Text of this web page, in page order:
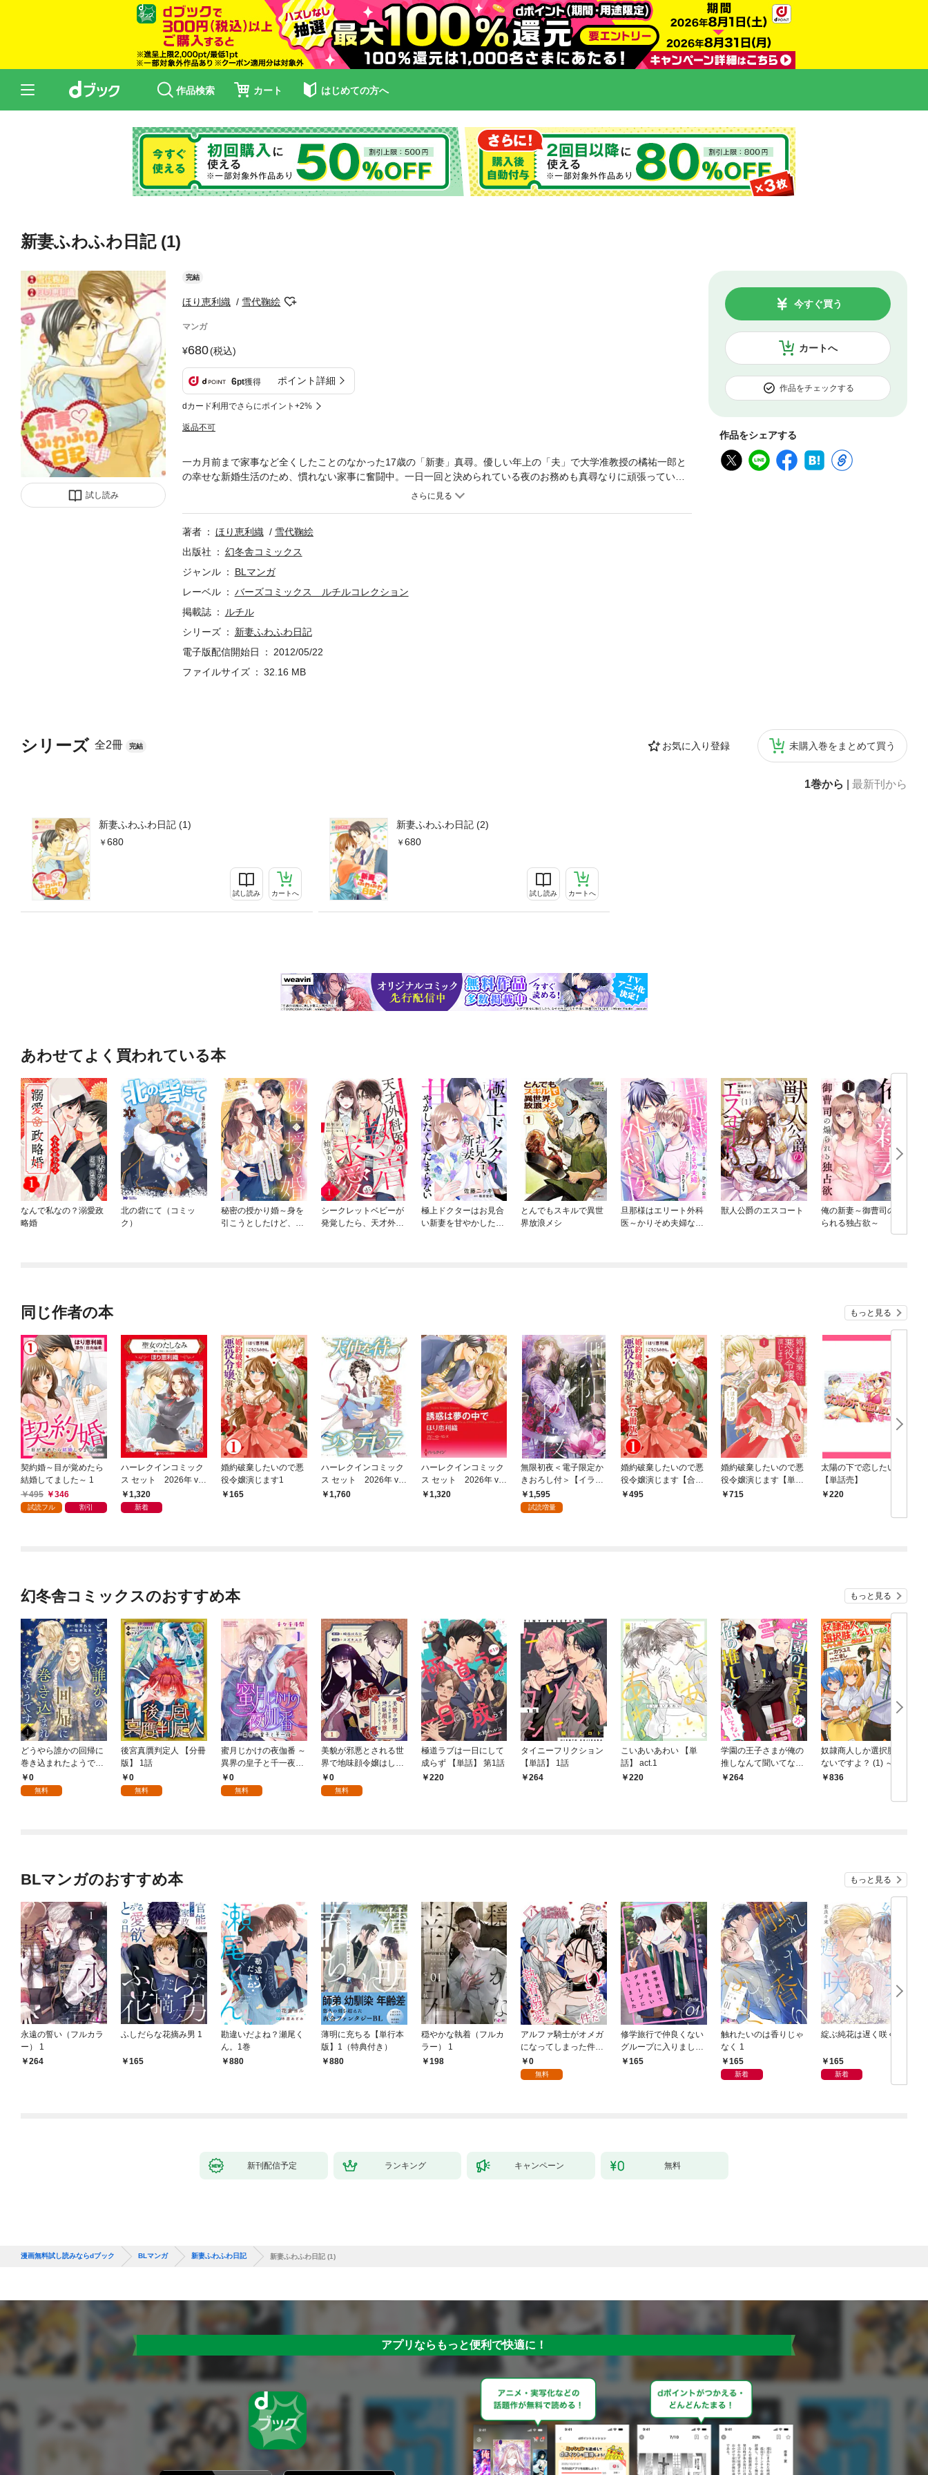
作品検索 カート はじめての方へ
新妻ふわふわ日記 (1)
試し読み
完結
ほり恵利織 雪代鞠絵
マンガ
680(税込)
6pt獲得 ポイント詳細
dカード利用でさらにポイント+2%
返品不可
カートへ
今すぐ買う
作品をチェックする
作品をシェアする
シリーズ 全2冊 完結 お気に入り登録 未購入巻をまとめて買う
1巻から 最新刊から
新妻ふわふわ日記 (1)
680
試し読み カートへ
新妻ふわふわ日記 (2)
680
試し読み カートへ
一カ月前まで家事など全くしたことのなかった17歳の「新妻」真尋。優しい年上の「夫」で大学准教授の橘祐一郎と
の幸せな新婚生活のため、慣れない家事に奮闘中。一日一回と決められている夜のお務めも真尋なりに頑張っている
著者 ほり恵利織
雪代鞠絵
出版社
幻冬舎コミックス
ジャンル
BLマンガ
レーベル
バーズコミックス ルチルコレクション
掲載誌
ルチル
シリーズ
新妻ふわふわ日記
電子版配信開始日
2012/05/22
ファイルサイズ
32.16 MB
あわせてよく買われている本
なんで私なの？溺愛政
略婚
北の砦にて（コミッ
ク）
秘密の授かり婚～身を
引こうとしたけど、エ
シークレットベビーが
発覚したら、天才外科
極上ドクターはお見合
い新妻を甘やかしたく
とんでもスキルで異世
界放浪メシ
旦那様はエリート外科
医～かりそめ夫婦なの
獣人公爵のエスコート
俺の新妻～御曹司の煽
られる独占欲～
同じ作者の本 もっと見る
契約婚～目が覚めたら
結婚してました～ 1
495
346
試読フル 割引
ハーレクインコミック
ス セット 2026年 vo
l.1015
1,320
新着
婚約破棄したいので悪
役令嬢演じます1
165
ハーレクインコミック
ス セット 2026年 vo
l.1058
1,760
ハーレクインコミック
ス セット 2026年 vo
l.847
1,320
無限初夜＜電子限定か
きおろし付＞【イラス
ト入り】
1,595
試読増量
婚約破棄したいので悪
役令嬢演じます【合冊
版】1
495
婚約破棄したいので悪
役令嬢演じます【単行
本版】I
715
太陽の下で恋したい
【単話売】
220
幻冬舎コミックスのおすすめ本 もっと見る
どうやら誰かの回帰に
巻き込まれたようです
【分冊版】 1話
0
無料
後宮真贋判定人 【分冊
版】 1話
0
無料
蜜月じかけの夜伽番 ～
異界の皇子と千一夜～
【分冊版】 1話
0
無料
美貌が邪悪とされる世
界で地味顔令嬢はした
たかに生き抜く 【分冊
版】 1話
0
無料
極道ラブは一日にして
成らず 【単話】 第1話
220
タイニーフリクション
【単話】 1話
264
こいあいあわい 【単
話】 act.1
220
学園の王子さまが俺の
推しなんて聞いてない
【単話】 1話
264
奴隷商人しか選択肢が
ないですよ？ (1) ～ハ
ーレム？なにそれおい
836
BLマンガのおすすめ本 もっと見る
永遠の誓い（フルカラ
ー） 1
264
ふしだらな花摘み男 1
165
勘違いだよね？瀬尾く
ん。1巻
880
薄明に充ちる【単行本
版】1（特典付き）
880
穏やかな執着（フルカ
ラー） 1
198
アルファ騎士がオメガ
になってしまった件～
最強α騎士団長の俺
が、世話焼きα部下か
0
無料
修学旅行で仲良くない
グループに入りました
【単話版】1巻
165
触れたいのは香りじゃ
なく 1
165
新着
綻ぶ純花は遅く咲く 1
165
新着
新刊配信予定 ランキング キャンペーン 無料
漫画無料試し読みならdブック BLマンガ 新妻ふわふわ日記 新妻ふわふわ日記 (1)
アプリならもっと便利で快適に！